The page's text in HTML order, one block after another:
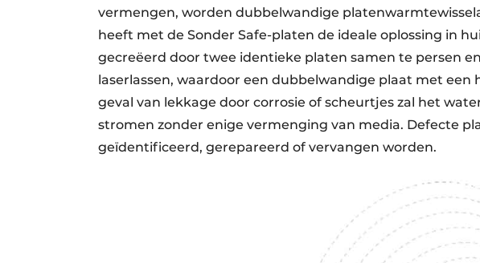
vermengen, worden dubbelwandige
heeft met de Sonder Safe-platen de ideale oplossing in
gecreëerd door twee identieke platen samen te persen
laserlassen, waardoor een dubbelwandige plaat met een
geval van lekkage door corrosie of scheurtjes zal het
stromen zonder enige vermenging van media. Defecte
geïdentificeerd, gerepareerd of vervangen worden.